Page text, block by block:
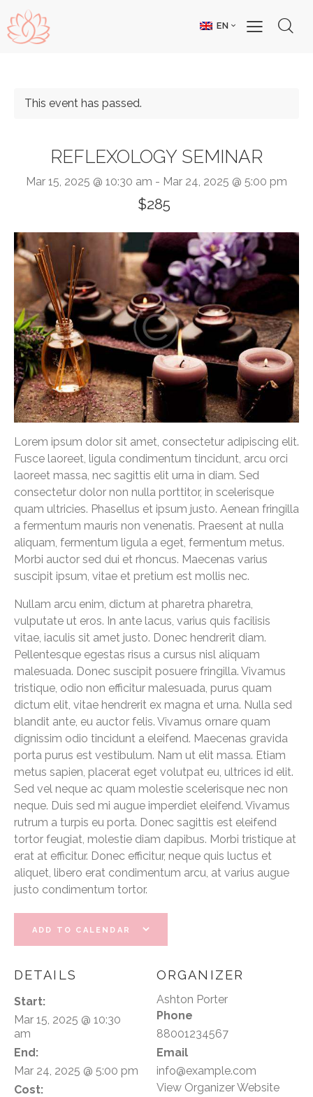
EN
This event has passed.
REFLEXOLOGY SEMINAR
Mar 15, 2025 @ 10:30 am - Mar 24, 2025 @ 5:00 pm
$285
Lorem ipsum dolor sit amet, consectetur adipiscing elit.
Fusce laoreet, ligula condimentum tincidunt, arcu orci
laoreet massa, nec sagittis elit urna in diam. Sed
consectetur dolor non nulla porttitor, in scelerisque
quam ultricies. Phasellus et ipsum justo. Aenean fringilla
a fermentum mauris non venenatis. Praesent at nulla
aliquam, fermentum ligula a eget, fermentum metus.
Morbi auctor sed dui et rhoncus. Maecenas varius
suscipit ipsum, vitae et pretium est mollis nec.
Nullam arcu enim, dictum at pharetra pharetra,
vulputate ut eros. In ante lacus, varius quis facilisis
vitae, iaculis sit amet justo. Donec hendrerit diam.
Pellentesque egestas risus a cursus nisl aliquam
malesuada. Donec suscipit posuere fringilla. Vivamus
tristique, odio non efficitur malesuada, purus quam
dictum elit, vitae hendrerit ex magna et urna. Nulla sed
blandit ante, eu auctor felis. Vivamus ornare quam
dignissim odio tincidunt a eleifend. Maecenas gravida
porta purus est vestibulum. Nam ut elit massa. Etiam
metus sapien, placerat eget volutpat eu, ultrices id elit.
Sed vel neque ac quam molestie scelerisque nec non
neque. Duis sed mi augue imperdiet eleifend. Vivamus
rutrum a turpis eu porta. Donec sagittis est eleifend
tortor feugiat, molestie diam dapibus. Morbi tristique at
erat at efficitur. Donec efficitur, neque quis luctus et
aliquet, libero erat condimentum arcu, at varius augue
justo condimentum tortor.
ADD TO CALENDAR
DETAILS
Start:
Mar 15, 2025 @ 10:30
am
End:
Mar 24, 2025 @ 5:00 pm
Cost:
ORGANIZER
Ashton Porter
Phone
88001234567
Email
info@example.com
View Organizer Website